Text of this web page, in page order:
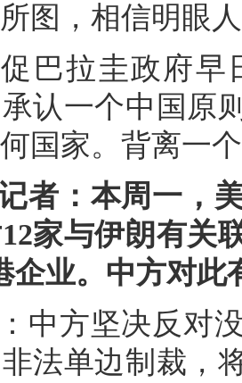
图，相信明眼
巴拉圭政府早
认一个中国原
国家。背离一
者：本周一，
家与伊朗有关
企业。中方对此
中方坚决反对
法单边制裁，